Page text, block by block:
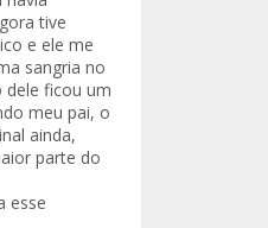
tive
e ele me
sangria no
dele ficou um
meu pai, o
ainda,
parte do
esse